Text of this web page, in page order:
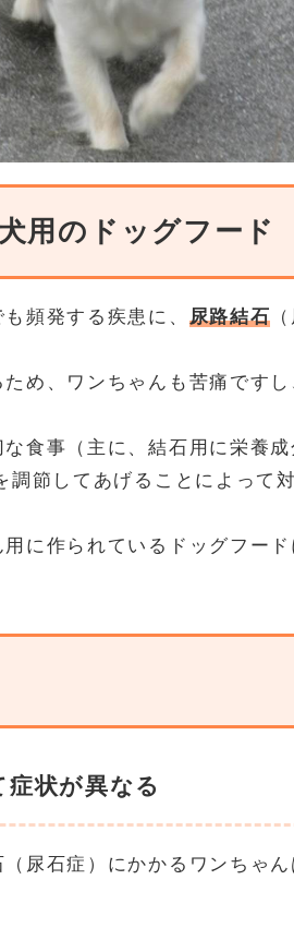
用のドッグフード
頻発する疾患に、 尿路結石
め、ワンちゃんも苦痛です
食事（主に、結石用に栄養
調節してあげることによって
に作られているドッグフード
状が異なる
尿石症）にかかるワンちゃん